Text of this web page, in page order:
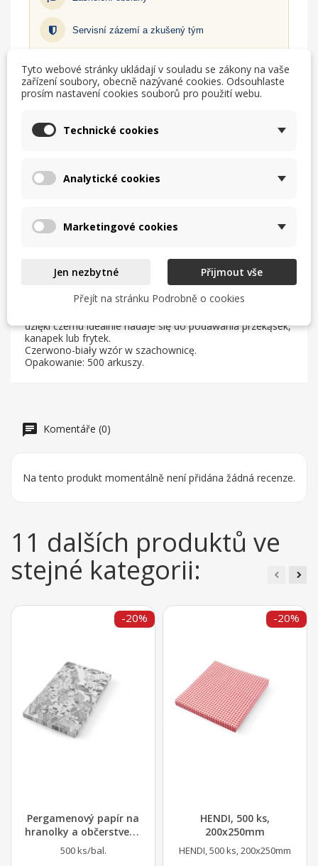
Servisní zázemí a zkušený tým
Zjistit více
CHCI LEPŠÍ CENU
pozostałości, utrzymując czystość koszy i naczyń. Wzór w
dzięki czemu idealnie nadaje się do podawania przekąsek,
kanapek lub frytek.
Czerwono-biały wzór w szachownicę.
Opakowanie: 500 arkuszy.
Komentáře (0)
Na tento produkt momentálně není přidána žádná recenze.
11 dalších produktů ve
stejné kategorii:
Pergamenový papír na
hranolky a občerstvení,
HENDI, chaos...
500 ks/bal.
-20%
HENDI, 500 ks,
200x250mm
HENDI, 500 ks, 200x250mm
-20%
Tyto webové stránky ukládají v souladu se zákony na vaše
zařízení soubory, obecně nazývané cookies. Odsouhlaste
prosím nastavení cookies souborů pro použití webu.
Technické cookies
Analytické cookies
Marketingové cookies
Jen nezbytné
Přijmout vše
Přejít na stránku Podrobně o cookies